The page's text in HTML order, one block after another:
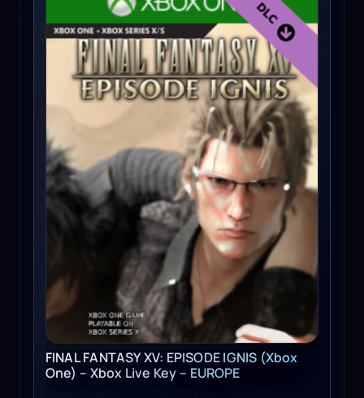
FINAL FANTASY XV: EPISODE IGNIS (Xbox
One) – Xbox Live Key – EUROPE